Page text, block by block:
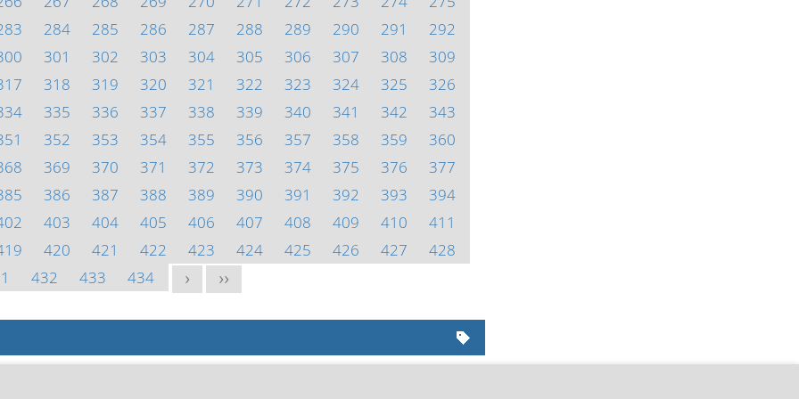
284 285 286 287 288 289 290 291
292
301 302 303 304 305 306 307 308
309
318 319 320 321 322 323 324 325
326
335 336 337 338 339 340 341 342
343
352 353 354 355 356 357 358 359
360
369 370 371 372 373 374 375 376
377
386 387 388 389 390 391 392 393
394
403 404 405 406 407 408 409 410
411
420 421 422 423 424 425 426 427
428
432 433 434 > >>